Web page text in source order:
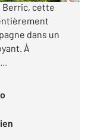
Berric, cette
dans un
À